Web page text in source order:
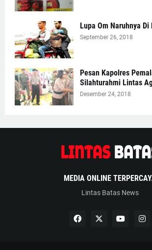
Lupa Om Naruhnya Di
September 26, 2018
Pesan Kapolres
Silahturahmi Lintas
Desember 24, 2018
MEDIA ONLINE
Lintas Batas News